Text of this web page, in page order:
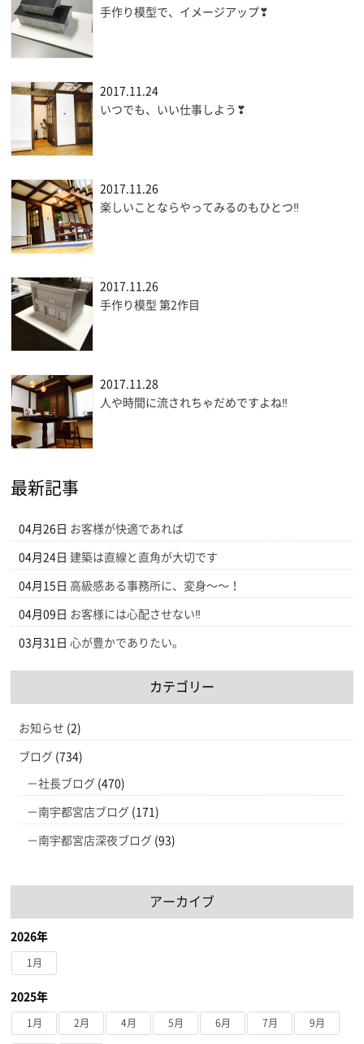
手作り模型で、イメージアップ❣
2017.11.24
いつでも、いい仕事しよう❣
2017.11.26
楽しいことならやってみるのもひとつ‼
2017.11.26
手作り模型 第2作目
2017.11.28
人や時間に流されちゃだめですよね‼
最新記事
04月26日 お客様が快適であれば
04月24日 建築は直線と直角が大切です
04月15日 高級感ある事務所に、変身〜〜！
04月09日 お客様には心配させない‼
03月31日 心が豊かでありたい。
カテゴリー
お知らせ (2)
ブログ (734)
社長ブログ (470)
南宇都宮店ブログ (171)
南宇都宮店深夜ブログ (93)
アーカイブ
2026年
1月
2025年
1月 2月 4月 5月 6月 7月 9月